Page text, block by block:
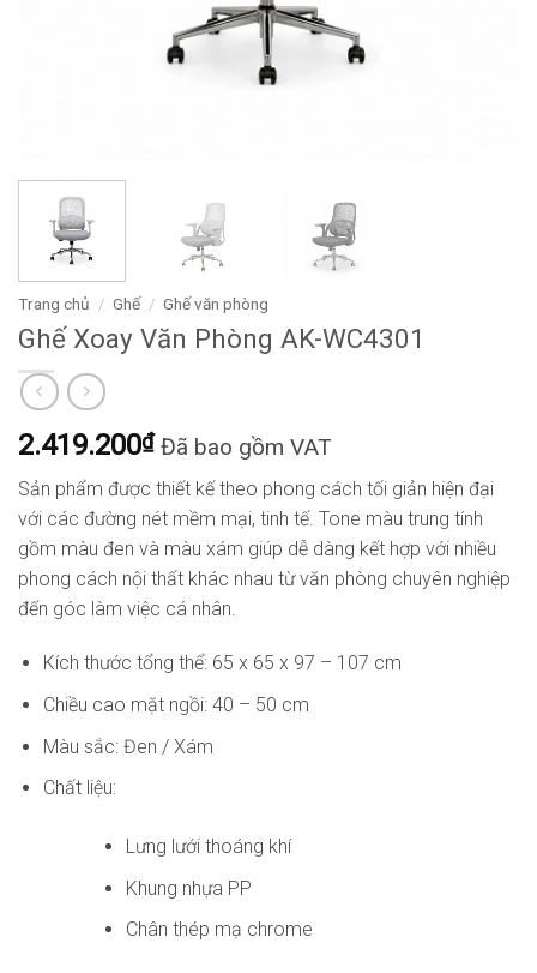
Trang chủ / Ghế / Ghế văn phòng
Ghế Xoay Văn Phòng AK-WC4301
2.419.200₫ Đã bao gồm VAT
Sản phẩm được thiết kế theo phong cách tối giản hiện đại
với các đường nét mềm mại, tinh tế. Tone màu trung tính
gồm màu đen và màu xám giúp dễ dàng kết hợp với nhiều
phong cách nội thất khác nhau từ văn phòng chuyên nghiệp
đến góc làm việc cá nhân.
Kích thước tổng thể: 65 x 65 x 97 – 107 cm
Chiều cao mặt ngồi: 40 – 50 cm
Màu sắc: Đen / Xám
Chất liệu:
Lưng lưới thoáng khí
Khung nhựa PP
Chân thép mạ chrome